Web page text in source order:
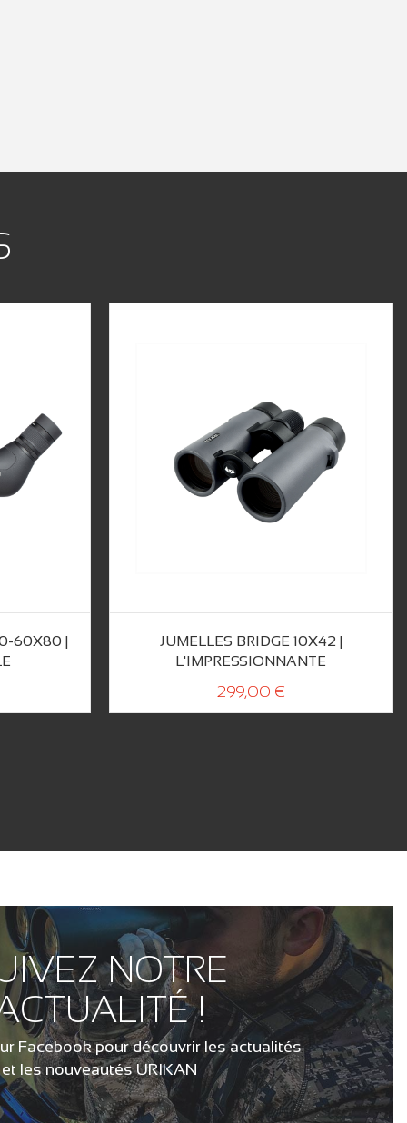
60X80 |
JUMELLES BRIDGE 10X42 |
L'IMPRESSIONNANTE
299,00 €
NOTRE
!
Facebook pour découvrir les actualités
et les nouveautés URIKAN